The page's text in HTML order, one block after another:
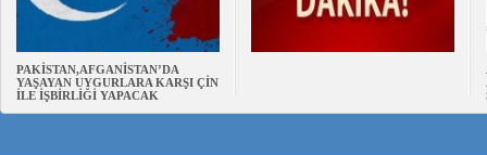
PAKİSTAN,AFGANİSTAN’DA
YAŞAYAN UYGURLARA KARŞI ÇİN
İLE İŞBİRLİĞİ YAPACAK